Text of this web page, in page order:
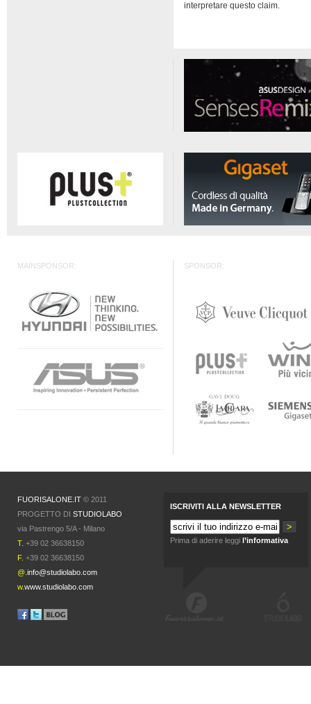
interpretare questo claim.
MAINSPONSOR: SPONSOR:
FUORISALONE.IT © 2011
PROGETTO DI STUDIOLABO
via Pastrengo 5/A - Milano
T. +39 02 36638150
F. +39 02 36638150
@. info@studiolabo.com
w.www.studiolabo.com
ISCRIVITI ALLA NEWSLETTER
Prima di aderire leggi l’informativa